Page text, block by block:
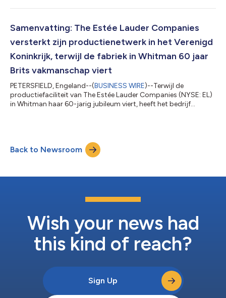
mensen via hun Pinterest boards lieten blijken in
Gebaseerd op het succes van Jo Malone London's AI Scent
Advisor, geïntroduceerd in 2025, biedt S...
Samenvatting: The Estée Lauder Companies
versterkt zijn productienetwerk in het Verenigd
Koninkrijk, terwijl de fabriek in Whitman 60 jaar
Brits vakmanschap viert
PETERSFIELD, Engeland--(BUSINESS WIRE)--Terwijl de
productiefaciliteit van The Estée Lauder Companies (NYSE: EL)
in Whitman haar 60-jarig jubileum viert, heeft het bedrijf
voor Brits vakmanschap, innovatie en groei op het gebied van
prestigieuze parfums verder benadrukken. Whitman werd
opgericht in 1966 en vormt een strategisc...
Back to Newsroom
Wish your news had
this kind of reach?
Sign Up